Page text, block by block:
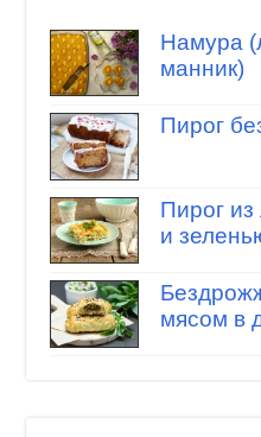
Намура
манник)
Пирог
Пирог
и
мясом в